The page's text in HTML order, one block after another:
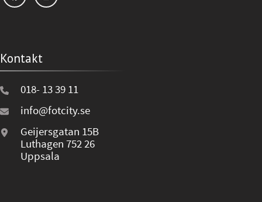
Kontakt
018- 13 39 11
info@fotcity.se
Geijersgatan 15B
Luthagen 752 26
Uppsala